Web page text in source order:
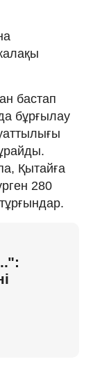
бастап
бұрғылау
Қытайға
280